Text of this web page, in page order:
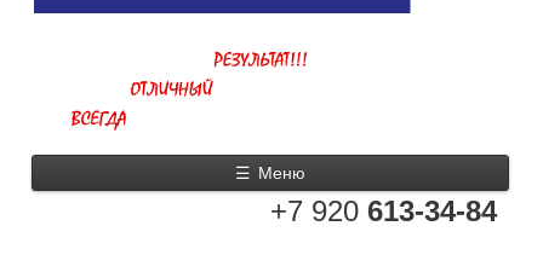
☰ Меню
+7 920 613-34-84